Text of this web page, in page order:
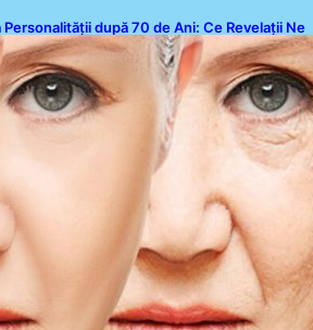
Personalității după 70 de Ani: Ce Revelații Ne
Psihologice